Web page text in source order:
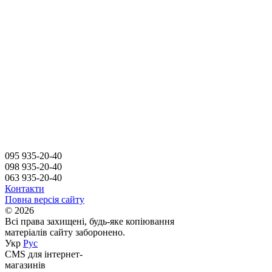
095 935-20-40
098 935-20-40
063 935-20-40
Контакти
Повна версія сайту
© 2026
Всі права захищені, будь-яке копіювання
матеріалів сайту заборонено.
Укр Рус
CMS для інтернет-
магазинів